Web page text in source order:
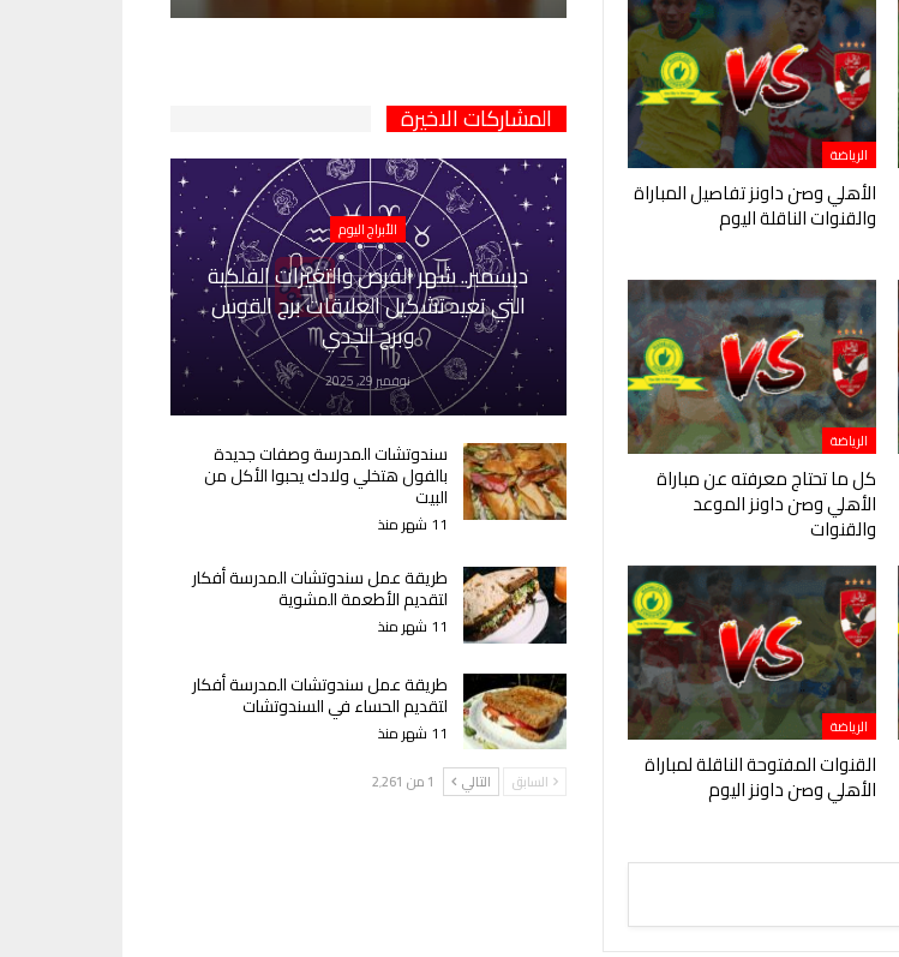
الرياضة
الأهلي وصن داونز تفاصيل المباراة
والقنوات الناقلة اليوم
الرياضة
كل ما تحتاج معرفته عن مباراة
الأهلي وصن داونز الموعد
والقنوات
الرياضة
القنوات المفتوحة الناقلة لمباراة
الأهلي وصن داونز اليوم
المشاركات الاخيرة
الأبراج اليوم
ديسمبر.. شهر الفرص والتغيرات الفلكية
التي تعيد تشكيل العلاقات برج القوس
وبرج الجدي
نوفمبر 29, 2025
سندوتشات المدرسة وصفات جديدة
بالفول هتخلي ولادك يحبوا الأكل من
البيت
11 شهر منذ
طريقة عمل سندوتشات المدرسة أفكار
لتقديم الأطعمة المشوية
11 شهر منذ
طريقة عمل سندوتشات المدرسة أفكار
لتقديم الحساء في السندوتشات
11 شهر منذ
السابق التالي 1 من 2٬261